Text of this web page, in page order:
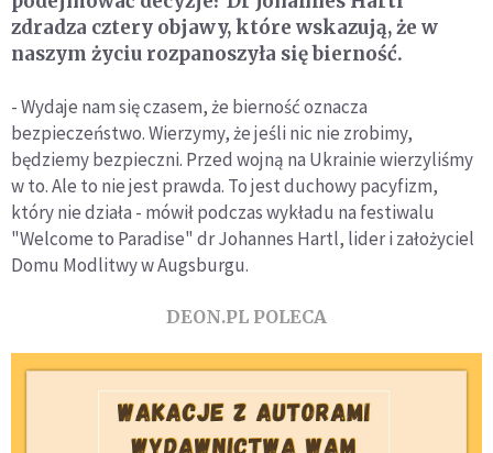
zdradza cztery objawy, które wskazują, że w
naszym życiu rozpanoszyła się bierność.
- Wydaje nam się czasem, że bierność oznacza
bezpieczeństwo. Wierzymy, że jeśli nic nie zrobimy,
będziemy bezpieczni. Przed wojną na Ukrainie wierzyliśmy
w to. Ale to nie jest prawda. To jest duchowy pacyfizm,
który nie działa - mówił podczas wykładu na festiwalu
"Welcome to Paradise" dr Johannes Hartl, lider i założyciel
Domu Modlitwy w Augsburgu.
DEON.PL POLECA